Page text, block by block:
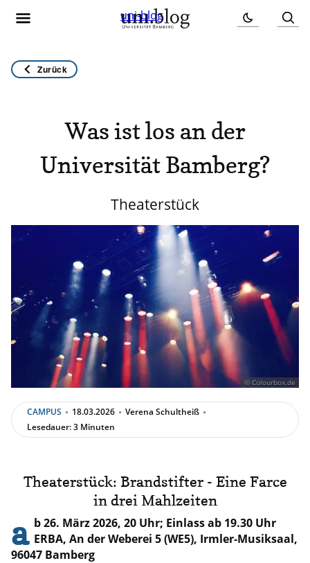
uni-blog
Zurück
Was ist los an der
Universität Bamberg?
Theaterstück
© Colourbox.de
CAMPUS 18.03.2026
Verena Schultheiß
Lesedauer: 3 Minuten
Theaterstück: Brandstifter - Eine Farce
in drei Mahlzeiten
a b 26. März 2026, 20 Uhr; Einlass ab 19.30 Uhr
ERBA, An der Weberei 5 (WE5), Irmler-Musiksaal,
96047 Bamberg